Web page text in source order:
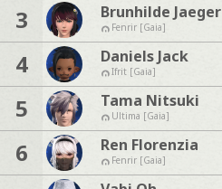
3 Brunhilde Jaeger
Fenrir [Gaia]
4 Daniels Jack
Ifrit [Gaia]
5 Tama Nitsuki
Ultima [Gaia]
6 Ren Florenzia
Fenrir [Gaia]